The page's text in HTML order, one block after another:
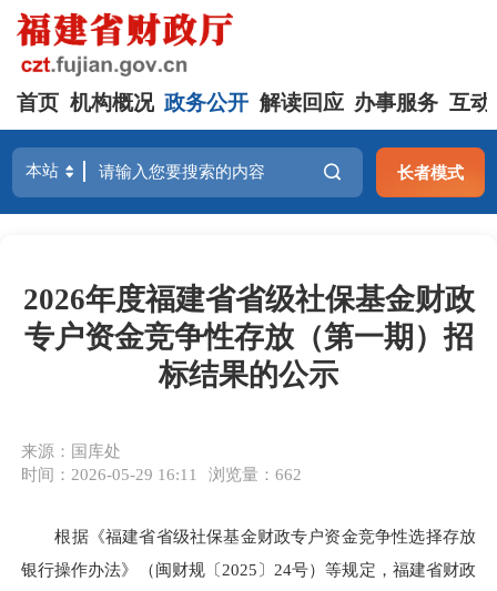
首页 机构概况 政务公开 解读回应 办事服务 互动
长者模式
2026年度福建省省级社保基金财政
专户资金竞争性存放（第一期）招
标结果的公示
来源：国库处
时间：2026-05-29 16:11
浏览量：662
根据《福建省省级社保基金财政专户资金竞争性选择存放
银行操作办法》（闽财规〔2025〕24号）等规定，福建省财政